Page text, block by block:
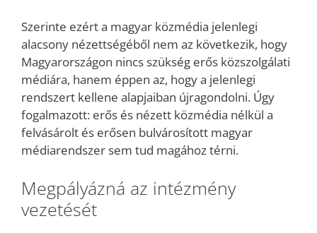
Szerinte ezért a magyar közmédia jelenlegi
alacsony nézettségéből nem az következik, hogy
Magyarországon nincs szükség erős közszolgálati
médiára, hanem éppen az, hogy a jelenlegi
rendszert kellene alapjaiban újragondolni. Úgy
fogalmazott: erős és nézett közmédia nélkül a
felvásárolt és erősen bulvárosított magyar
médiarendszer sem tud magához térni.
Megpályázná az intézmény
vezetését